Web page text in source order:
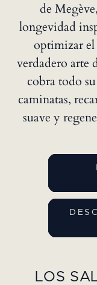
de
longevidad
optimizar el
verdadero arte
cobra todo
caminatas,
suave y
LOS